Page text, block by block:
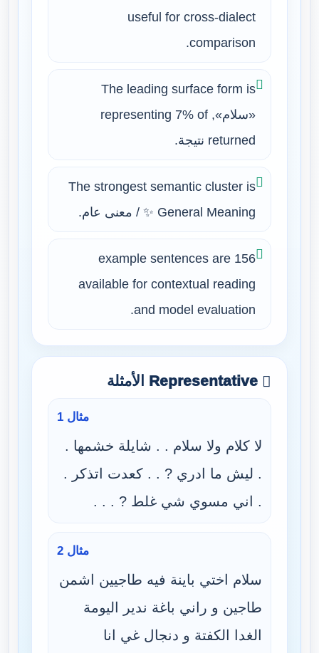
useful for cross-dialect
comparison.
The leading surface form is
«سلام», representing 7% of
returned نتيجة.
The strongest semantic cluster is
✨ General Meaning / معنى عام.
156 example sentences are
available for contextual reading
and model evaluation.
Representative الأمثلة
مثال 1
لا كلام ولا سلام . . شايلة خشمها .
. ليش ما ادري ? . . كعدت اتذكر .
. اني مسوي شي غلط ? . . .
مثال 2
سلام اختي باينة فيه طاجيين اشمن
طاجين و راني باغة ندير اليومة
الغدا الكفتة و دنجال غي انا